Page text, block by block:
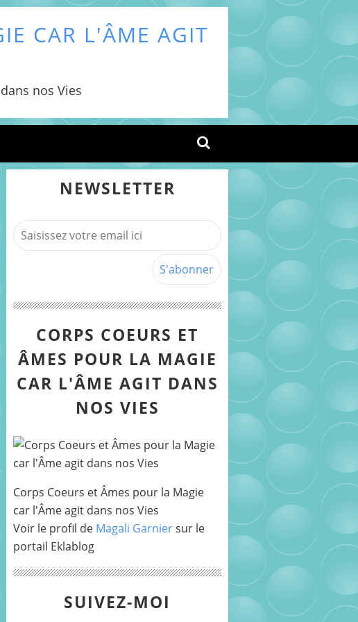
CAR L'ÂME AGIT
nos Vies
NEWSLETTER
CORPS COEURS ET
ÂMES POUR LA MAGIE
CAR L'ÂME AGIT DANS
NOS VIES
Corps Coeurs et Âmes pour la Magie
car l'Âme agit dans nos Vies
Voir le profil de Magali Garniersur le
portail Eklablog
SUIVEZ-MOI